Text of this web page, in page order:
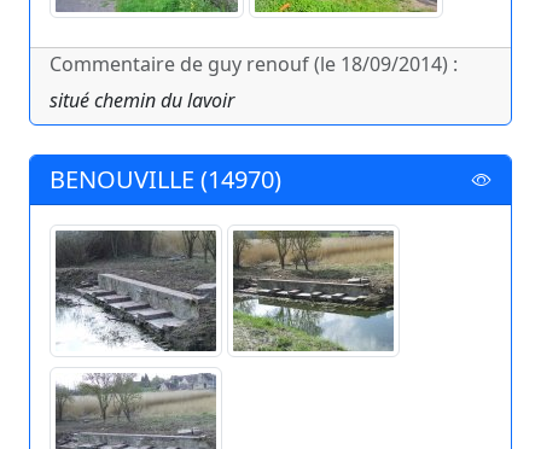
Commentaire de guy renouf (le 18/09/2014) :
situé chemin du lavoir
BENOUVILLE (14970)